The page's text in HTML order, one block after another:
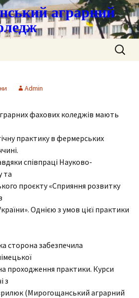
аграрний
Пошук:
Admin
фахових коледжів мають
практику в фермерських
співпраці Науково-
та
проєкту «Сприяння розвитку
Однією з умов цієї практики
сторона забезпечила
проходження практики. Курси
з
(Мирогощанський аграрний